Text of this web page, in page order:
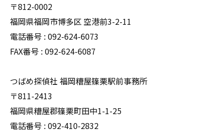
〒812-0002
福岡県福岡市博多区 空港前3-2-11
電話番号 : 092-624-6073
FAX番号 : 092-624-6087
つばめ探偵社 福岡糟屋篠栗駅前事務所
〒811-2413
福岡県糟屋郡篠栗町田中1-1-25
電話番号 : 092-410-2832